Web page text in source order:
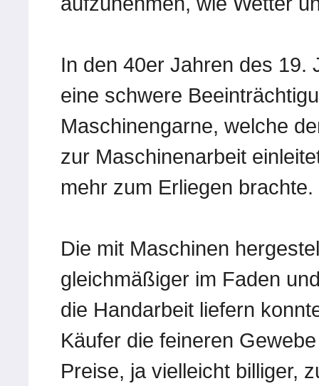
In den 40er Jahren des 19.
eine schwere
Maschinengarne, welche
zur Maschinenarbeit
mehr zum Erliegen brachte.
Die mit Maschinen
gleichmäßiger im Faden
die Handarbeit liefern
Käufer die feineren
Preise, ja vielleicht billiger,